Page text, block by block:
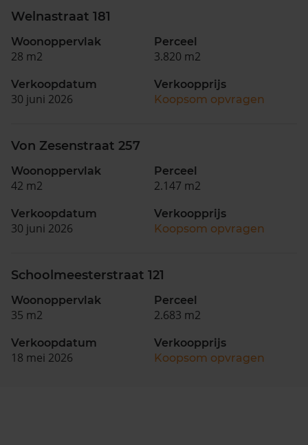
Welnastraat 181
Woonoppervlak
28 m2
Perceel
3.820 m2
Verkoopdatum
30 juni 2026
Verkoopprijs
Koopsom opvragen
Von Zesenstraat 257
Woonoppervlak
42 m2
Perceel
2.147 m2
Verkoopdatum
30 juni 2026
Verkoopprijs
Koopsom opvragen
Schoolmeesterstraat 121
Woonoppervlak
35 m2
Perceel
2.683 m2
Verkoopdatum
18 mei 2026
Verkoopprijs
Koopsom opvragen